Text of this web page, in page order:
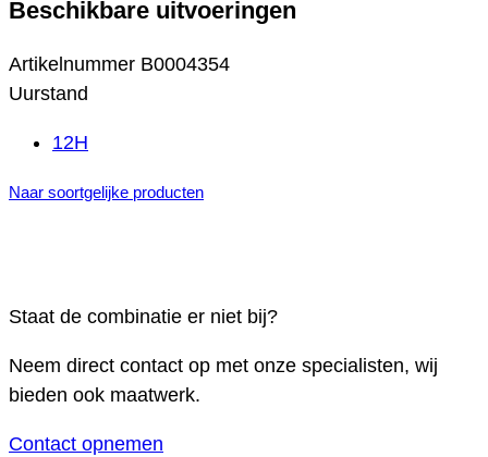
Beschikbare uitvoeringen
Artikelnummer B0004354
Uurstand
12H
Naar soortgelijke producten
Staat de combinatie er niet bij?
Neem direct contact op met onze specialisten, wij
bieden ook maatwerk.
Contact opnemen